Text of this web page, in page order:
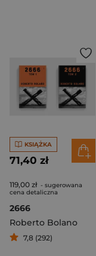
KSIĄŻKA
71,40 zł
119,00 zł - sugerowana
cena detaliczna
2666
Roberto Bolano
7,8 (292)